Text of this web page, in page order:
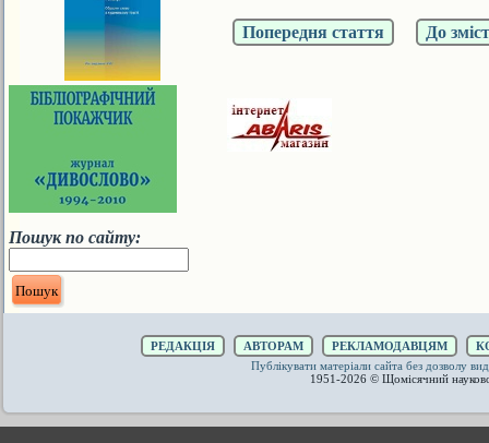
Пошук по сайту:
Попередня стаття До
РЕДАКЦІЯ АВТОРАМ РЕКЛАМОДАВЦЯМ
Публікувати матеріали сайта без дозволу
1951-2026 © Щомісячний